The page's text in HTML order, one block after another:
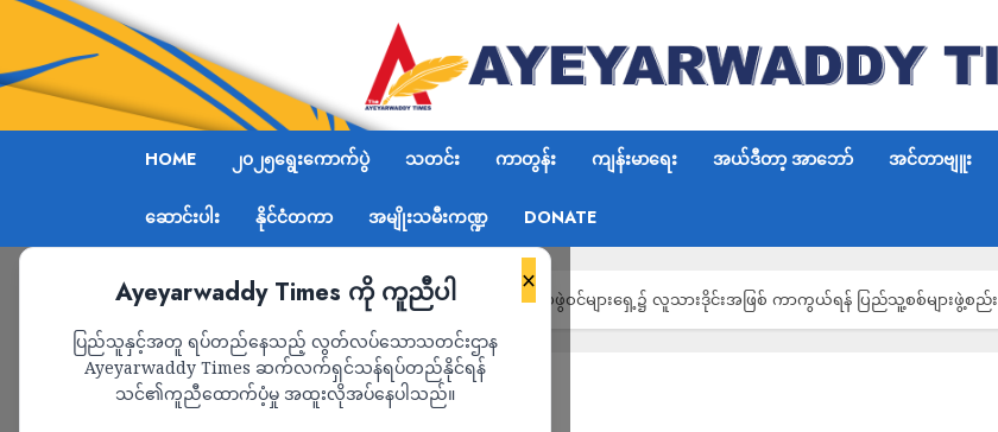
HOME ၂၀၂၅ရွေးကောက်ပွဲ သတင်း ကာတွန်း ကျန်းမာရေး အယ်ဒီတာ့ အာဘော် အင်တာဗျူး
ဆောင်းပါး နိုင်ငံတကာ အမျိုးသမီးကဏ္ဍ DONATE
×
Ayeyarwaddy Times ကို ကူညီပါ
ပြည်သူနှင့်အတူ ရပ်တည်နေသည့် လွတ်လပ်သောသတင်းဌာန
Ayeyarwaddy Times ဆက်လက်ရှင်သန်ရပ်တည်နိုင်ရန်
သင်၏ကူညီထောက်ပံ့မှု အထူးလိုအပ်နေပါသည်။
Home နေပြည်တော်နှင့် ပဲခူးတိုင်းတို့တွင် စစ်ကောင်စီတပ်ဖွဲဝင်များရှေ့၌ လူသားဒိုင်းအဖြစ် ကာကွယ်ရန် ပြည်သူ့စစ်များဖွဲ့စည်း
သတင်း